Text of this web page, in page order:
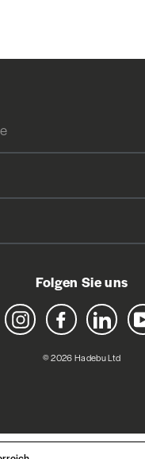
Folgen Sie uns
Instagram Facebook LinkedIn
© 2026 Hadebu Ltd